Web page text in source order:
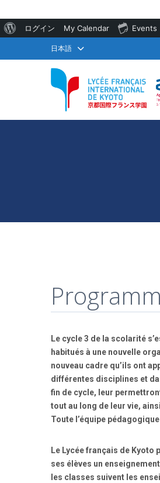
WordPress
ログイン My Calendar Events
日本語
Le cycle 3 de la scolarité
habitués à une nouvelle
nouveau cadre qu’ils ont
différentes disciplines et
fin de cycle, leur
tout au long de leur vie,
Toute l’équipe
Le Lycée français de
ses élèves un
les classes suivent les